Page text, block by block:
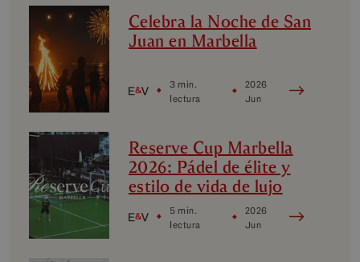
Celebra la Noche de San
Juan en Marbella
3 min.
lectura
2026
Jun
Reserve Cup Marbella
2026: Pádel de élite y
estilo de vida de lujo
5 min.
lectura
2026
Jun